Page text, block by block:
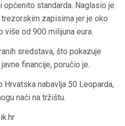
standarda. Naglasio je
zapisima jer je oko
više od 900 milijuna eura.
sredstava, što pokazuje
financije, poručio je.
Hrvatska nabavlja 50 Leoparda,
naći na tržištu.